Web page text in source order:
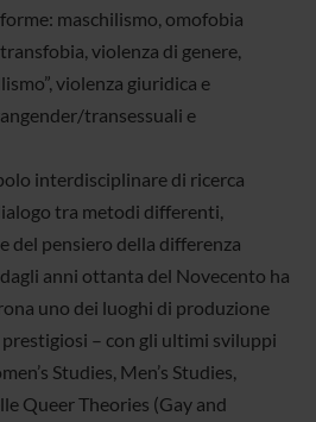
maschilismo, omofobia
violenza di genere,
violenza giuridica e
transessuali e
interdisciplinare di ricerca
tra metodi differenti,
del pensiero della differenza
anni ottanta del Novecento ha
uno dei luoghi di produzione
– con gli ultimi sviluppi
Studies, Men’s Studies,
Queer Theories (Gay and